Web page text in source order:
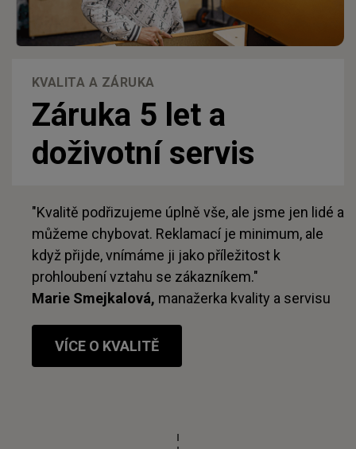
KVALITA A ZÁRUKA
Záruka 5 let a
doživotní servis
"Kvalitě podřizujeme úplně vše, ale jsme jen lidé a
můžeme chybovat. Reklamací je minimum, ale
když přijde, vnímáme ji jako příležitost k
prohloubení vztahu se zákazníkem."
Marie Smejkalová, manažerka kvality a servisu
VÍCE O KVALITĚ